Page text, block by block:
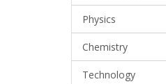
Physics
Chemistry
Technology